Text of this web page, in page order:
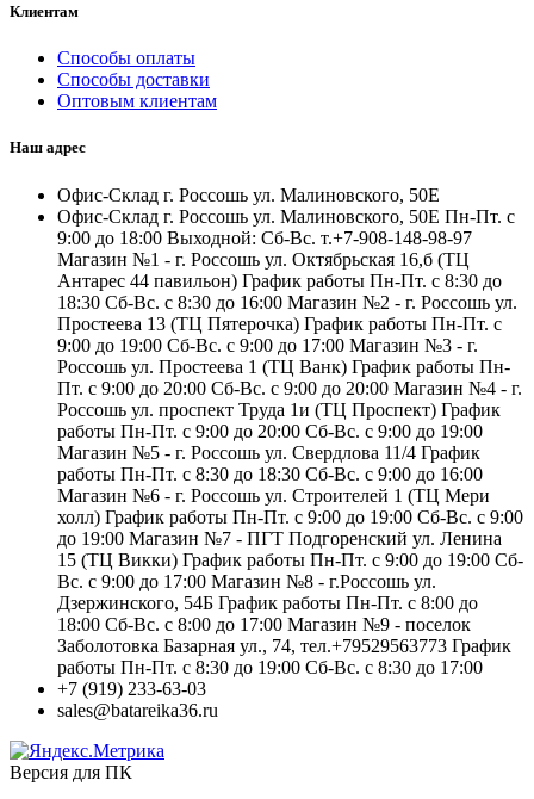
Клиентам
Способы оплаты
Способы доставки
Оптовым клиентам
Наш адрес
Офис-Склад г. Россошь ул. Малиновского, 50Е
Офис-Склад г. Россошь ул. Малиновского, 50Е Пн-Пт. с
9:00 до 18:00 Выходной: Сб-Вс. т.+7-908-148-98-97
Магазин №1 - г. Россошь ул. Октябрьская 16,б (ТЦ
Антарес 44 павильон) График работы Пн-Пт. с 8:30 до
18:30 Сб-Вс. с 8:30 до 16:00 Магазин №2 - г. Россошь ул.
Простеева 13 (ТЦ Пятерочка) График работы Пн-Пт. с
9:00 до 19:00 Сб-Вс. с 9:00 до 17:00 Магазин №3 - г.
Россошь ул. Простеева 1 (ТЦ Ванк) График работы Пн-
Пт. с 9:00 до 20:00 Сб-Вс. с 9:00 до 20:00 Магазин №4 - г.
Россошь ул. проспект Труда 1и (ТЦ Проспект) График
работы Пн-Пт. с 9:00 до 20:00 Сб-Вс. с 9:00 до 19:00
Магазин №5 - г. Россошь ул. Свердлова 11/4 График
работы Пн-Пт. с 8:30 до 18:30 Сб-Вс. с 9:00 до 16:00
Магазин №6 - г. Россошь ул. Строителей 1 (ТЦ Мери
холл) График работы Пн-Пт. с 9:00 до 19:00 Сб-Вс. с 9:00
до 19:00 Магазин №7 - ПГТ Подгоренский ул. Ленина
15 (ТЦ Викки) График работы Пн-Пт. с 9:00 до 19:00 Сб-
Вс. с 9:00 до 17:00 Магазин №8 - г.Россошь ул.
Дзержинского, 54Б График работы Пн-Пт. с 8:00 до
18:00 Сб-Вс. с 8:00 до 17:00 Магазин №9 - поселок
Заболотовка Базарная ул., 74, тел.+79529563773 График
работы Пн-Пт. с 8:30 до 19:00 Сб-Вс. с 8:30 до 17:00
+7 (919) 233-63-03
sales@batareika36.ru
Версия для ПК